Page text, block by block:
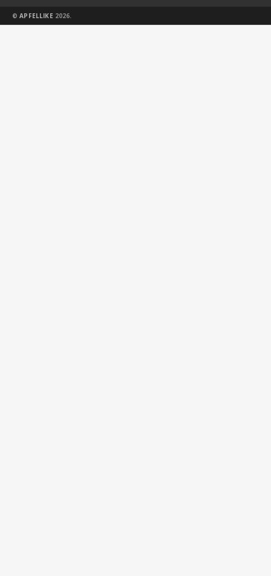
©APFELLIKE 2026.